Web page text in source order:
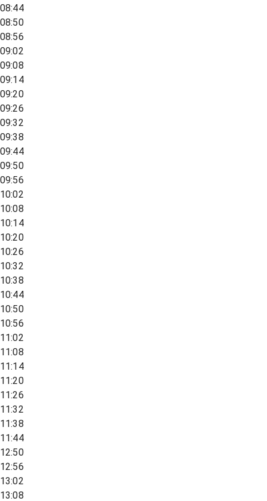
08:44
08:50
08:56
09:02
09:08
09:14
09:20
09:26
09:32
09:38
09:44
09:50
09:56
10:02
10:08
10:14
10:20
10:26
10:32
10:38
10:44
10:50
10:56
11:02
11:08
11:14
11:20
11:26
11:32
11:38
11:44
12:50
12:56
13:02
13:08